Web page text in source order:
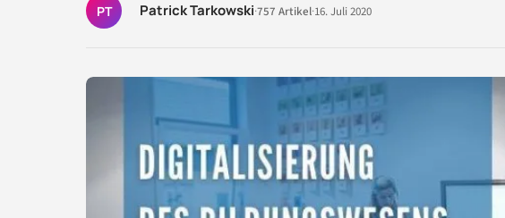
PT Patrick Tarkowski·757 Artikel·16. Juli 2020